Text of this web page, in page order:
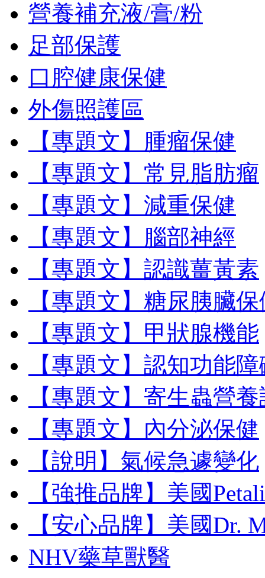
營養補充液/膏/粉
足部保護
口腔健康保健
外傷照護區
【專題文】腫瘤保健
【專題文】常見脂肪瘤
【專題文】減重保健
【專題文】腦部神經
【專題文】認識薑黃素
【專題文】糖尿胰臟
【專題文】甲狀腺機能
【專題文】認知功能
【專題文】寄生蟲營
【專題文】內分泌保健
【說明】氣候急遽變化
【強推品牌】美國
【安心品牌】美國Dr.
NHV藥草獸醫